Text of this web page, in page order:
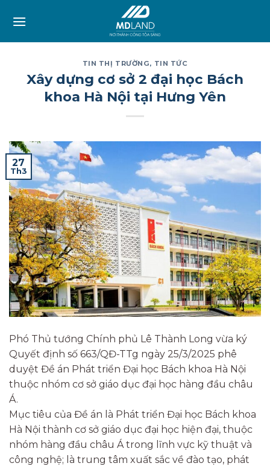
TIN THỊ TRƯỜNG, TIN TỨC
Xây dựng cơ sở 2 đại học Bách
khoa Hà Nội tại Hưng Yên
27
Th3
Phó Thủ tướng Chính phủ Lê Thành Long vừa ký
Quyết định số 663/QĐ-TTg ngày 25/3/2025 phê
duyệt Đề án Phát triển Đại học Bách khoa Hà Nội
thuộc nhóm cơ sở giáo dục đại học hàng đầu châu
Á.
Mục tiêu của Đề án là Phát triển Đại học Bách khoa
Hà Nội thành cơ sở giáo dục đại học hiện đại, thuộc
nhóm hàng đầu châu Á trong lĩnh vực kỹ thuật và
công nghệ; là trung tâm xuất sắc về đào tạo, phát